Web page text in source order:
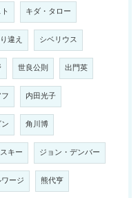
キダ・タロー
違え シベリウス
世良公則 出門英
内田光子
角川博
キー ジョン・デンバー
ージ 熊代亨